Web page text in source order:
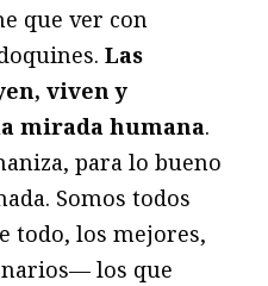
que ver con
Las
viven y
mirada humana.
para lo bueno
Somos todos
todo, los mejores,
los que